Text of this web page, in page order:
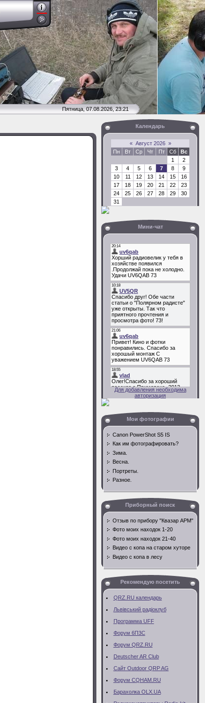
Пятница, 07.08.2026, 23:21
Календарь
« Август 2026 »
Пн
Вт Ср Чт Пт Сб
Вс
1
2
3
4 5 6 7 8
9
10
11 12 13 14 15
16
17
18 19 20 21 22
23
24
25 26 27 28 29
30
31
Мини-чат
Для добавления необходима
авторизация
Мои фотографии
Canon PowerShot S5 IS
Как им фотографировать?
Зима.
Весна.
Портреты.
Разное.
Приборный поиск
Отзыв по прибору "Квазар АРМ"
Фото моих находок 1-20
Фото моих находок 21-40
Видео с копа на старом хуторе
Видео с копа в лесу
Рекомендую посетить
QRZ.RU календарь
Львівський радiоклуб
Программа UFF
Форум 6П3С
Форум QRZ.RU
Deutscher AR Club
Сайт Outdoor QRP AG
Форум CQHAM.RU
Барахолка OLX.UA